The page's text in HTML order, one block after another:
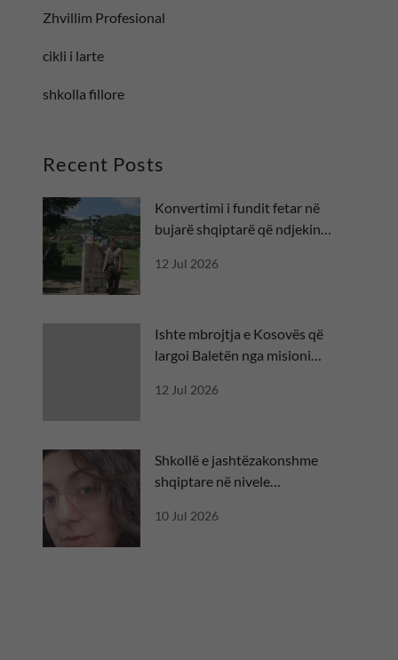
Zhvillim Profesional
cikli i larte
shkolla fillore
Recent Posts
Konvertimi i fundit fetar në
bujarë shqiptarë që ndjekin
12 Jul 2026
Ishte mbrojtja e Kosovës që
largoi Baletën nga misioni
12 Jul 2026
Shkollë e jashtëzakonshme
shqiptare në nivele
10 Jul 2026